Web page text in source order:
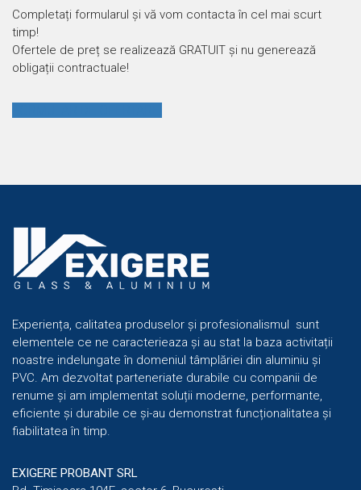
Completați formularul și vă vom contacta în cel mai scurt
timp!
Ofertele de preț se realizează GRATUIT și nu generează
obligații contractuale!
Experiența, calitatea produselor și profesionalismul sunt
elementele ce ne caracterieaza și au stat la baza activitații
noastre indelungate în domeniul tâmplăriei din aluminiu și
PVC. Am dezvoltat parteneriate durabile cu companii de
renume și am implementat soluții moderne, performante,
eficiente și durabile ce și-au demonstrat funcționalitatea și
fiabilitatea în timp.
EXIGERE PROBANT SRL